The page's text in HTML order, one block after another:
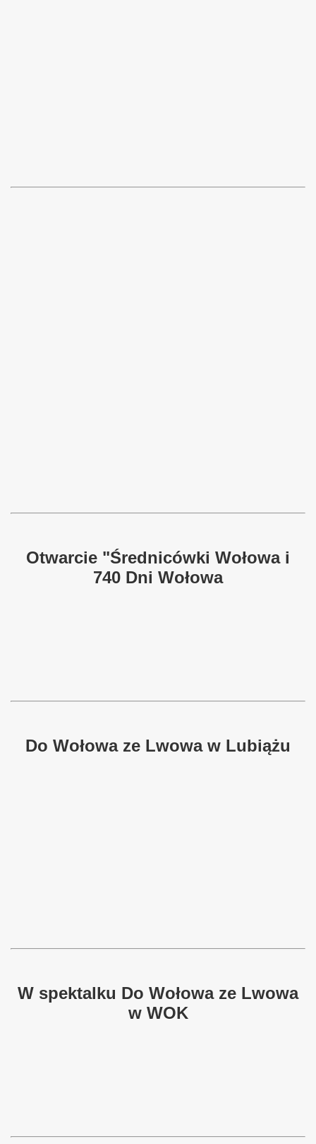
Otwarcie "Średnicówki Wołowa i
740 Dni Wołowa
Do Wołowa ze Lwowa w Lubiążu
W spektalku Do Wołowa ze Lwowa
w WOK